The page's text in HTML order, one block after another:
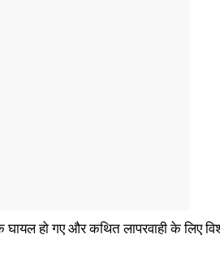
हो गए और कथित लापरवाही के लिए